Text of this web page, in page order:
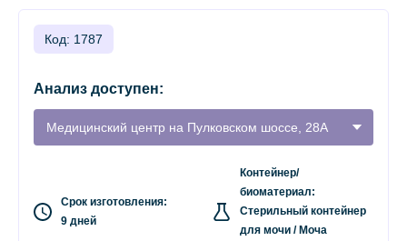
Код: 1787
Анализ доступен:
Медицинский центр на Пулковском шоссе, 28А
Срок изготовления:
9 дней
Контейнер/
биоматериал:
Стерильный контейнер
для мочи / Моча